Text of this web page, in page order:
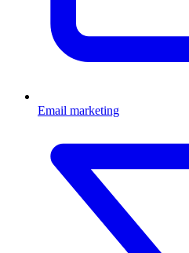
Email marketing